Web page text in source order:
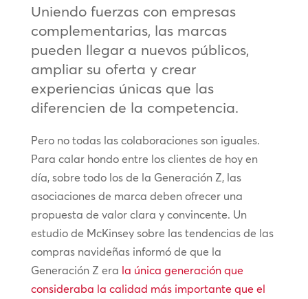
Uniendo fuerzas con empresas
complementarias, las marcas
pueden llegar a nuevos públicos,
ampliar su oferta y crear
experiencias únicas que las
diferencien de la competencia.
Pero no todas las colaboraciones son iguales.
Para calar hondo entre los clientes de hoy en
día, sobre todo los de la Generación Z, las
asociaciones de marca deben ofrecer una
propuesta de valor clara y convincente. Un
estudio de McKinsey sobre las tendencias de las
compras navideñas informó de que la
Generación Z era la única generación que
consideraba la calidad más importante que el